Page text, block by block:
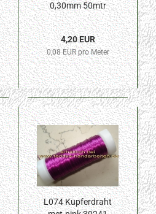
0,30mm 50mtr
4,20 EUR
0,08 EUR pro Meter
L074 Kupferdraht